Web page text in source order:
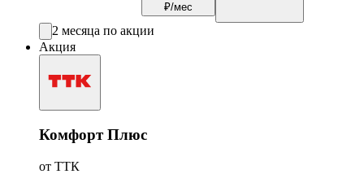
₽/мес
2 месяца по акции
Акция
Комфорт Плюс
от ТТК